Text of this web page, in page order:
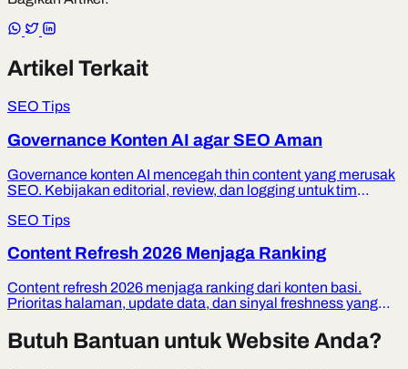
Artikel Terkait
SEO Tips
Governance Konten AI agar SEO Aman
Governance konten AI mencegah thin content yang merusak
SEO. Kebijakan editorial, review, dan logging untuk tim
SEO Tips
Content Refresh 2026 Menjaga Ranking
Content refresh 2026 menjaga ranking dari konten basi.
Prioritas halaman, update data, dan sinyal freshness yang
Butuh Bantuan untuk Website Anda?